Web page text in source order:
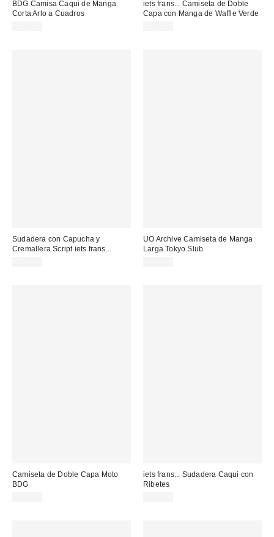
BDG Camisa Caqui de Manga
Corta Arlo a Cuadros
iets frans... Camiseta de Doble
Capa con Manga de Waffle Verde
Sudadera con Capucha y
Cremallera Script iets frans...
UO Archive Camiseta de Manga
Larga Tokyo Slub
Camiseta de Doble Capa Moto
BDG
iets frans... Sudadera Caqui con
Ribetes